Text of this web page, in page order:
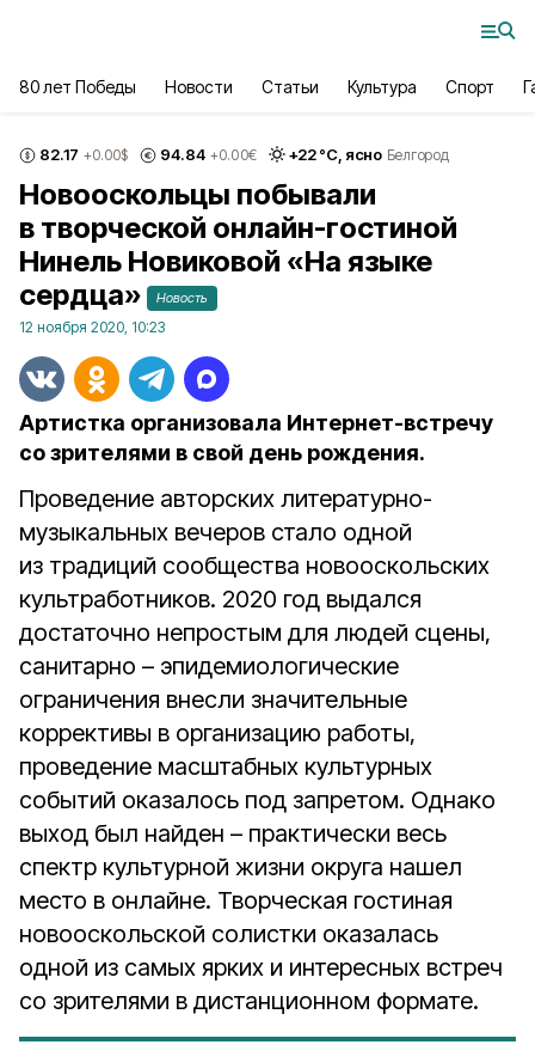
80 лет Победы Новости Статьи Культура Спорт
82.17 +0.00$ 94.84 +0.00€ +22°С, ясно Белгород
Новооскольцы побывали
в творческой онлайн-гостиной
Нинель Новиковой «На языке
сердца»
Новость
12 ноября 2020, 10:23
Артистка организовала Интернет-встречу
со зрителями в свой день рождения.
Проведение авторских литературно-
музыкальных вечеров стало одной
из традиций сообщества новооскольских
культработников. 2020 год выдался
достаточно непростым для людей сцены,
санитарно – эпидемиологические
ограничения внесли значительные
коррективы в организацию работы,
проведение масштабных культурных
событий оказалось под запретом. Однако
выход был найден – практически весь
спектр культурной жизни округа нашел
место в онлайне. Творческая гостиная
новооскольской солистки оказалась
одной из самых ярких и интересных встреч
со зрителями в дистанционном формате.